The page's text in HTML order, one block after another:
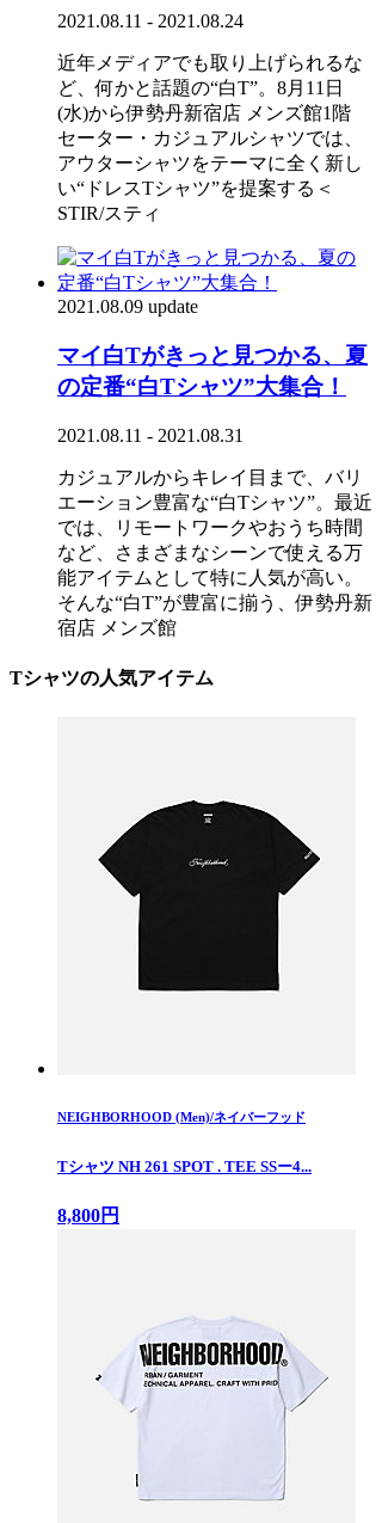
2021.08.11 - 2021.08.24
近年メディアでも取り上げられるな
ど、何かと話題の“白T”。8月11日
(水)から伊勢丹新宿店 メンズ館1階
セーター・カジュアルシャツでは、
アウターシャツをテーマに全く新し
い“ドレスTシャツ”を提案する＜
STIR/スティ
2021.08.09 update
マイ白Tがきっと見つかる、夏
の定番“白Tシャツ”大集合！
2021.08.11 - 2021.08.31
カジュアルからキレイ目まで、バリ
エーション豊富な“白Tシャツ”。最近
では、リモートワークやおうち時間
など、さまざまなシーンで使える万
能アイテムとして特に人気が高い。
そんな“白T”が豊富に揃う、伊勢丹新
宿店 メンズ館
Tシャツの人気アイテム
NEIGHBORHOOD (Men)/ネイバーフッド
Tシャツ NH 261 SPOT . TEE SSー4...
8,800円